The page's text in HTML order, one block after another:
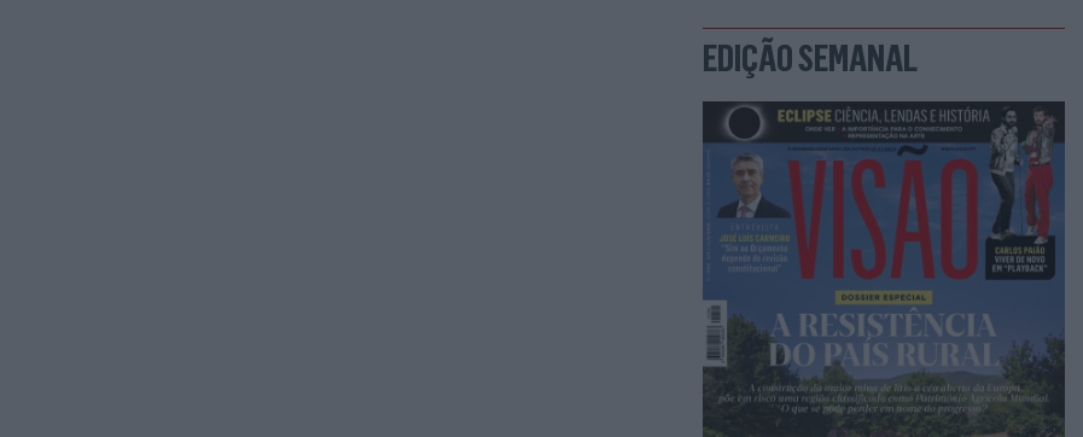
EDIÇÃO SEMANAL